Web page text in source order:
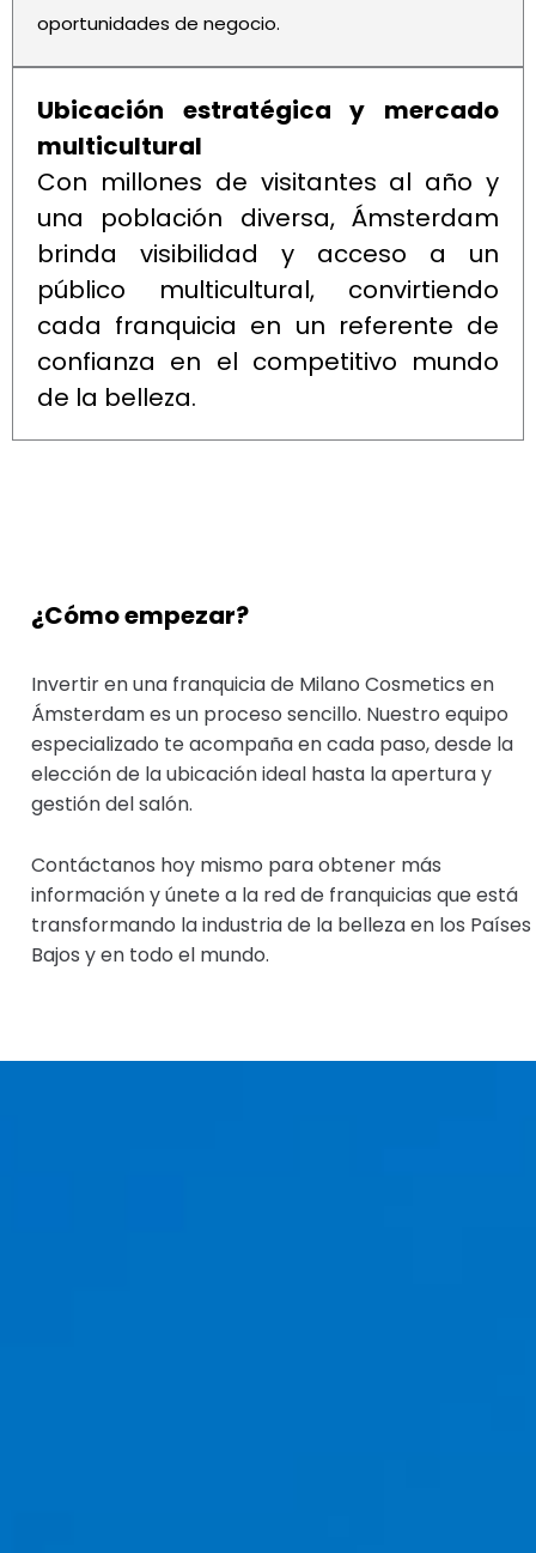
oportunidades de negocio.
Ubicación estratégica y mercado
multicultural
Con millones de visitantes al año y
una población diversa, Ámsterdam
brinda visibilidad y acceso a un
público multicultural, convirtiendo
cada franquicia en un referente de
confianza en el competitivo mundo
de la belleza.
¿Cómo empezar?
Invertir en una franquicia de Milano Cosmetics en
Ámsterdam es un proceso sencillo. Nuestro equipo
especializado te acompaña en cada paso, desde la
elección de la ubicación ideal hasta la apertura y
gestión del salón.
Contáctanos hoy mismo para obtener más
información y únete a la red de franquicias que está
transformando la industria de la belleza en los Países
Bajos y en todo el mundo.